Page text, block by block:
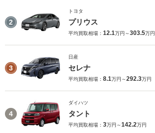
2
トヨタ
プリウス
平均買取相場： 12.1万円～303.5万円
3
日産
セレナ
平均買取相場： 8.1万円～292.3万円
4
ダイハツ
タント
平均買取相場： 3万円～142.2万円